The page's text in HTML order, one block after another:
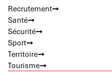
Recrutement
Santé
Sécurité
Sport
Territoire
Tourisme